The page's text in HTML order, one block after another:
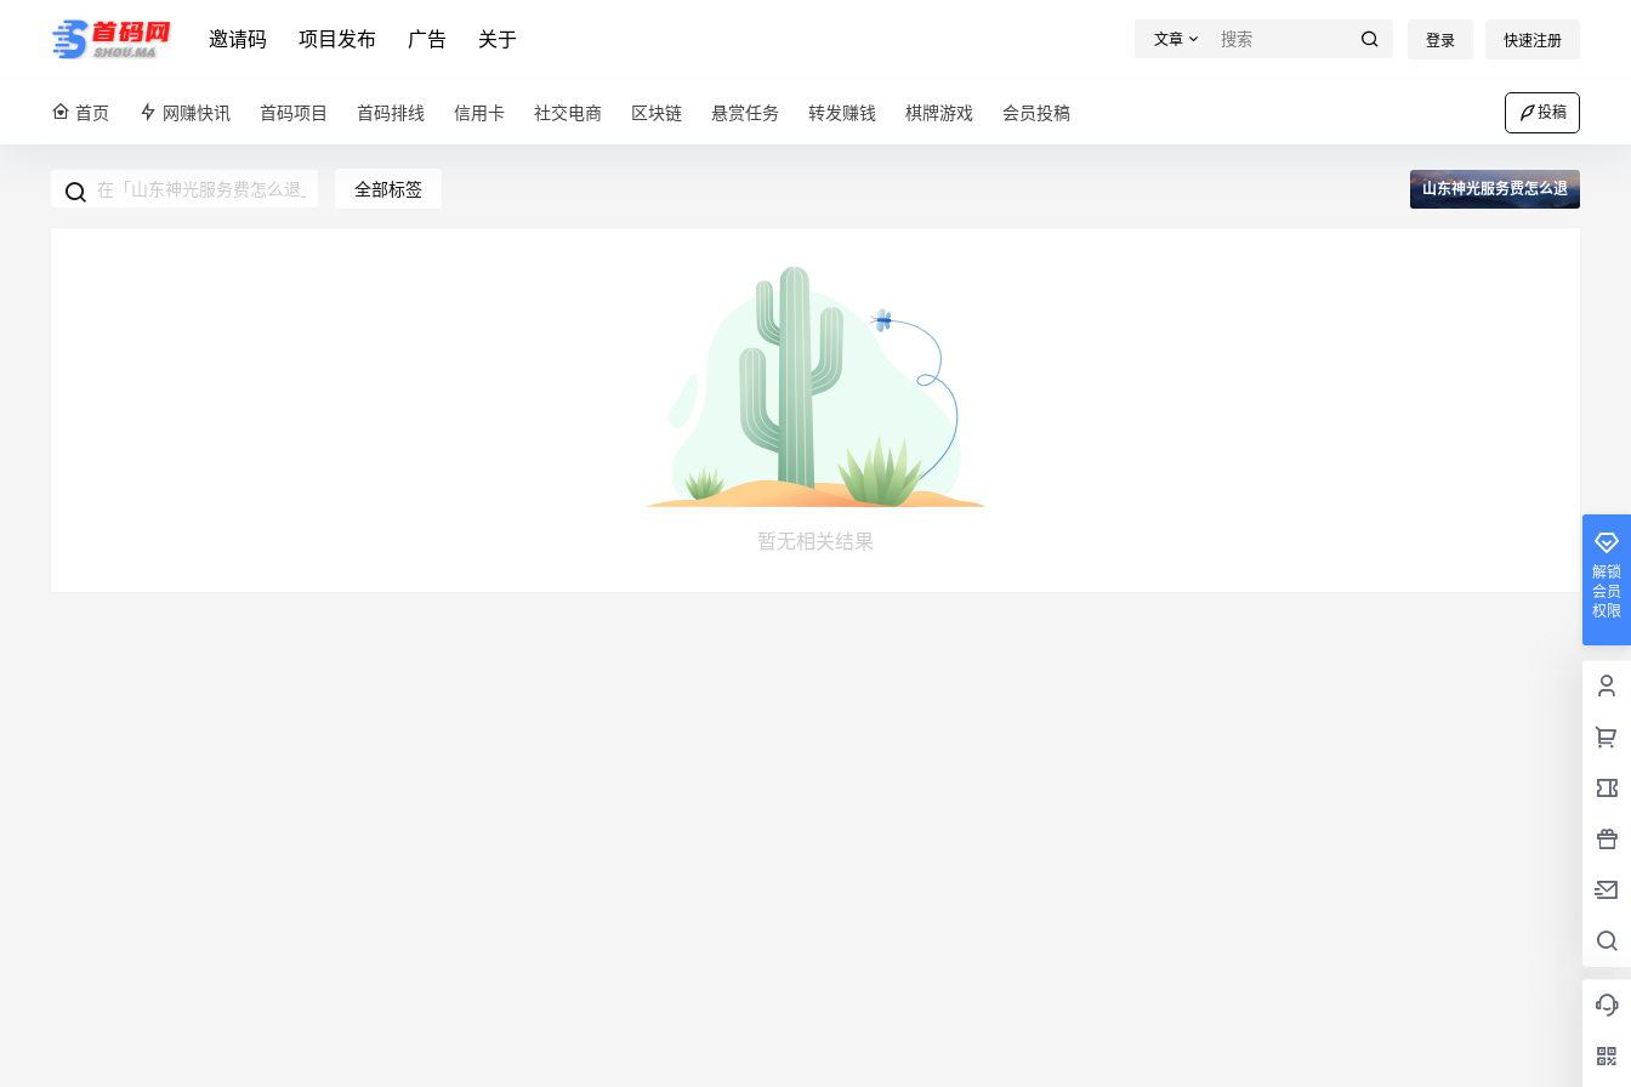
邀请码 项目发布 广告 关于 文章 登录 快速注册
首页 网赚快讯 首码项目 首码排线 信用卡 社交电商 区块链 悬赏任务 转发赚钱 棋牌游戏 会员投稿 投稿
全部标签 山东神光服务费怎么退
暂无相关结果
解锁
会员
权限